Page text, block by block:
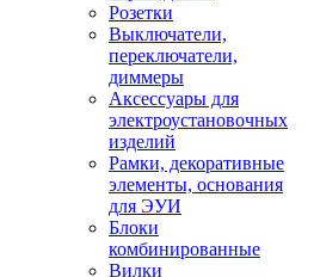
Розетки
Выключатели,
переключатели,
диммеры
Аксессуары для
электроустановочных
изделий
Рамки, декоративные
элементы, основания
для ЭУИ
Блоки
комбинированные
Вилки